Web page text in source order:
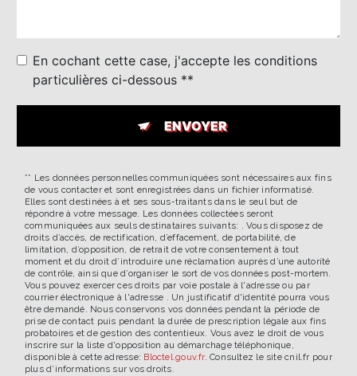
En cochant cette case, j'accepte les conditions
particulières ci-dessous **
ENVOYER
** Les données personnelles communiquées sont nécessaires aux fins
de vous contacter et sont enregistrées dans un fichier informatisé.
Elles sont destinées à et ses sous-traitants dans le seul but de
répondre à votre message. Les données collectées seront
communiquées aux seuls destinataires suivants: . Vous disposez de
droits d’accès, de rectification, d’effacement, de portabilité, de
limitation, d’opposition, de retrait de votre consentement à tout
moment et du droit d’introduire une réclamation auprès d’une autorité
de contrôle, ainsi que d’organiser le sort de vos données post-mortem.
Vous pouvez exercer ces droits par voie postale à l'adresse ou par
courrier électronique à l'adresse . Un justificatif d'identité pourra vous
être demandé. Nous conservons vos données pendant la période de
prise de contact puis pendant la durée de prescription légale aux fins
probatoires et de gestion des contentieux. Vous avez le droit de vous
inscrire sur la liste d'opposition au démarchage téléphonique,
disponible à cette adresse: Bloctel.gouv.fr. Consultez le site cnil.fr pour
plus d’informations sur vos droits.